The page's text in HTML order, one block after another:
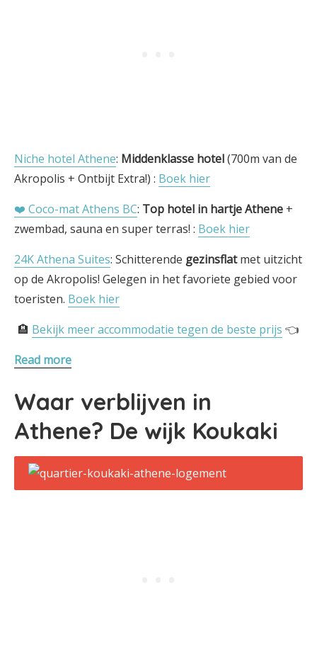
Niche hotel Athene: Middenklasse hotel(700m van de
Akropolis + Ontbijt Extra!) : Boek hier
❤️ Coco-mat Athens BC: Top hotel in hartje Athene +
zwembad, sauna en super terras! : Boek hier
24K Athena Suites: Schitterende gezinsflatmet uitzicht
op de Akropolis! Gelegen in het favoriete gebied voor
toeristen. Boek hier
🏨 Bekijk meer accommodatie tegen de beste prijs 👈
Read more
Waar verblijven in
Athene? De wijk Koukaki